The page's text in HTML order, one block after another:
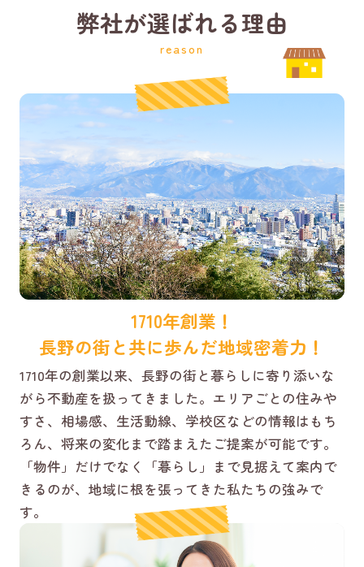
弊社が選ばれる理由
reason
1710年創業！
長野の街と共に歩んだ地域密着力！
1710年の創業以来、長野の街と暮らしに寄り添いな
がら不動産を扱ってきました。エリアごとの住みや
すさ、相場感、生活動線、学校区などの情報はもち
ろん、将来の変化まで踏まえたご提案が可能です。
「物件」だけでなく「暮らし」まで見据えて案内で
きるのが、地域に根を張ってきた私たちの強みで
す。